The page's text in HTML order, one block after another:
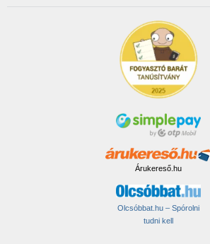
Árukereső.hu
Olcsóbbat.hu – Spórolni
tudni kell